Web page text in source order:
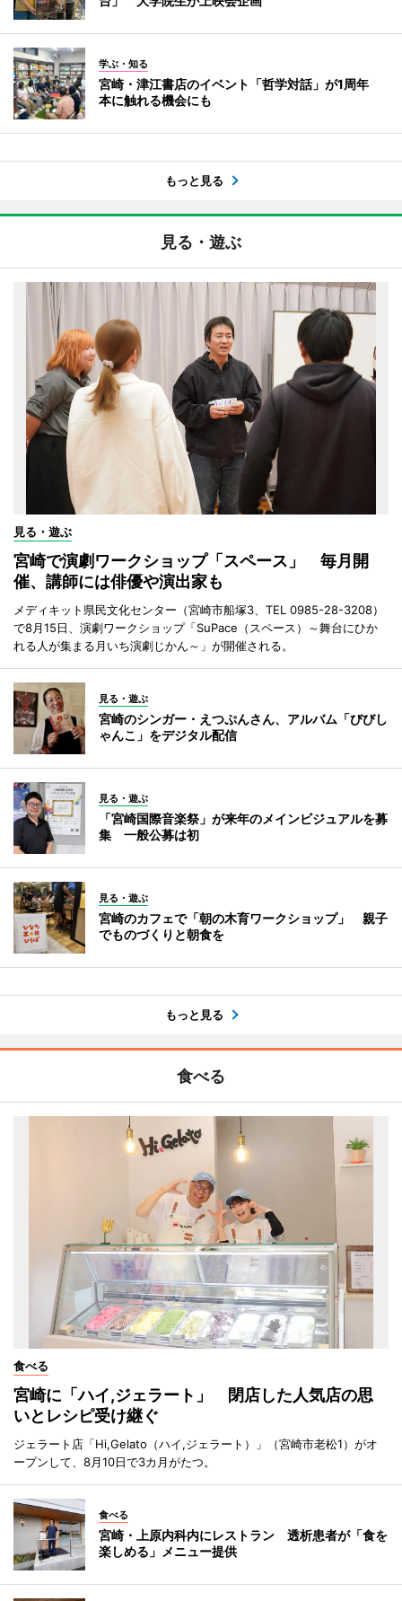
学ぶ・知る
宮崎・津江書店のイベント「哲学対話」が1周年
本に触れる機会にも
もっと見る
見る・遊ぶ
見る・遊ぶ
宮崎で演劇ワークショップ「スペース」 毎月開
催、講師には俳優や演出家も
メディキット県民文化センター（宮崎市船塚3、TEL 0985-28-3208）
で8月15日、演劇ワークショップ「SuPace（スペース）～舞台にひか
れる人が集まる月いち演劇じかん～」が開催される。
見る・遊ぶ
宮崎のシンガー・えつぷんさん、アルバム「びびし
ゃんこ」をデジタル配信
見る・遊ぶ
「宮崎国際音楽祭」が来年のメインビジュアルを募
集 一般公募は初
見る・遊ぶ
宮崎のカフェで「朝の木育ワークショップ」 親子
でものづくりと朝食を
もっと見る
食べる
食べる
宮崎に「ハイ,ジェラート」 閉店した人気店の思
いとレシピ受け継ぐ
ジェラート店「Hi,Gelato（ハイ,ジェラート）」（宮崎市老松1）がオ
ープンして、8月10日で3カ月がたつ。
食べる
宮崎・上原内科内にレストラン 透析患者が「食を
楽しめる」メニュー提供